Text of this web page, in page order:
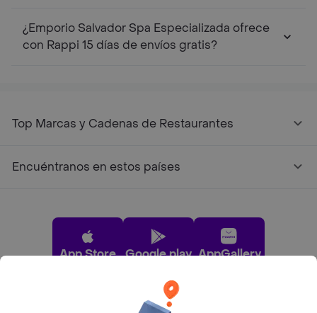
¿Emporio Salvador Spa Especializada ofrece
con Rappi 15 días de envíos gratis?
Top Marcas y Cadenas de Restaurantes
Encuéntranos en estos países
App Store Google play AppGallery